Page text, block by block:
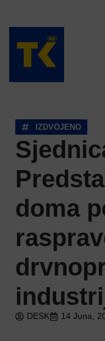
IZDVOJENO
doma
DESK 14 Juna,